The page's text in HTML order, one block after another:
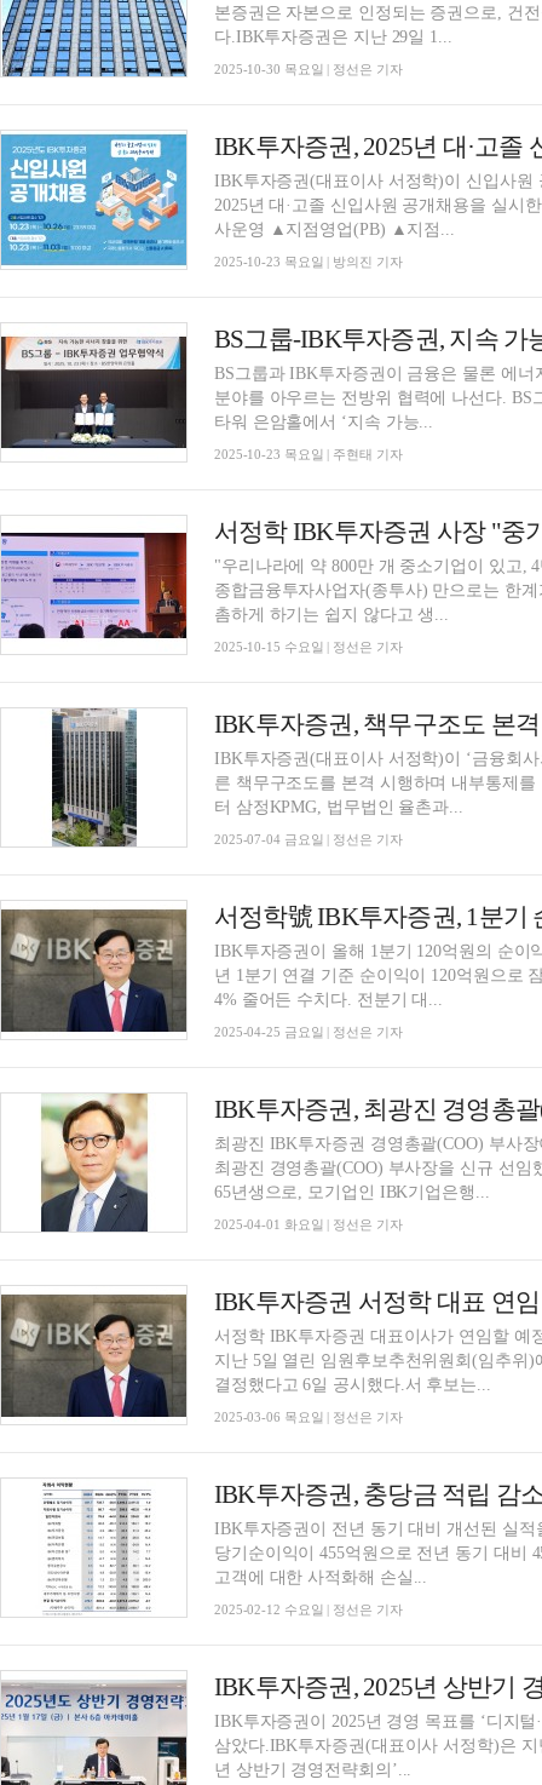
본증권은 자본으로 인정되는 증권으로, 건
다.IBK투자증권은 지난 29일 1...
2025-10-30 목요일 | 정선은 기자
IBK투자증권, 2025년 대·고졸
IBK투자증권(대표이사 서정학)이 신입사
2025년 대·고졸 신입사원 공개채용을 실
사운영 ▲지점영업(PB) ▲지점...
2025-10-23 목요일 | 방의진 기자
BS그룹-IBK투자증권, 지속 가
BS그룹과 IBK투자증권이 금융은 물론 에
분야를 아우르는 전방위 협력에 나선다. BS그룹은 IBK투자증권과 23일 서울 송파구 BS한양
타워 은암홀에서 ‘지속 가능...
2025-10-23 목요일 | 주현태 기자
"우리나라에 약 800만 개 중소기업이 있고,
종합금융투자사업자(종투사) 만으로는 한
촘하게 하기는 쉽지 않다고 생...
2025-10-15 수요일 | 정선은 기자
IBK투자증권, 책무구조도 본
IBK투자증권(대표이사 서정학)이 ‘금융회
른 책무구조도를 본격 시행하며 내부통제
터 삼정KPMG, 법무법인 율촌과...
2025-07-04 금요일 | 정선은 기자
IBK투자증권이 올해 1분기 120억원의 순이익을 기록했다. IBK투자증
년 1분기 연결 기준 순이익이 120억원으로
4% 줄어든 수치다. 전분기 대...
2025-04-25 금요일 | 정선은 기자
IBK투자증권, 최광진 경영총
최광진 IBK투자증권 경영총괄(COO) 부사
최광진 경영총괄(COO) 부사장을 신규 선
65년생으로, 모기업인 IBK기업은행...
2025-04-01 화요일 | 정선은 기자
IBK투자증권 서정학 대표 연
서정학 IBK투자증권 대표이사가 연임할
지난 5일 열린 임원후보추천위원회(임추위
결정했다고 6일 공시했다.서 후보는...
2025-03-06 목요일 | 정선은 기자
IBK투자증권이 전년 동기 대비 개선된 실
당기순이익이 455억원으로 전년 동기 대비
고객에 대한 사적화해 손실...
2025-02-12 수요일 | 정선은 기자
IBK투자증권이 2025년 경영 목표를 ‘디지
삼았다.IBK투자증권(대표이사 서정학)은
년 상반기 경영전략회의’...